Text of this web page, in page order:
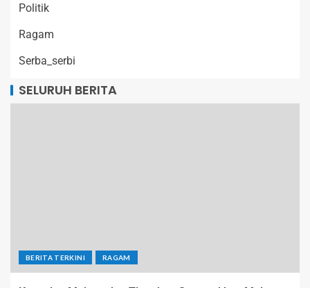
Politik
Ragam
Serba_serbi
SELURUH BERITA
BERITA TERKINI RAGAM